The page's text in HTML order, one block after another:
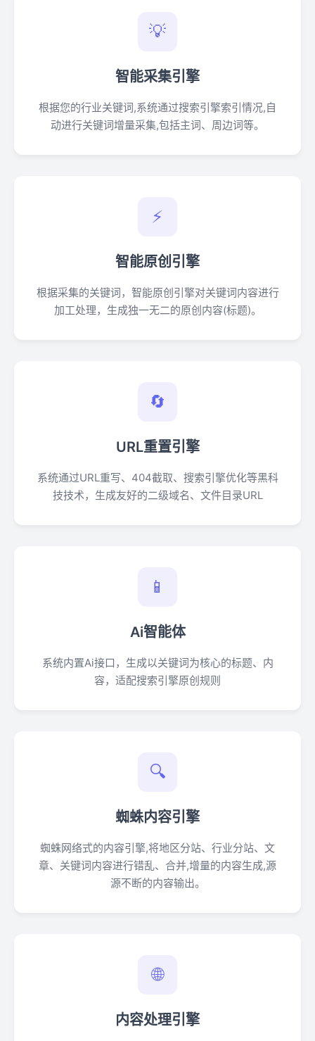
💡
智能采集引擎
根据您的行业关键词,系统通过搜索引擎索引情况,自
动进行关键词增量采集,包括主词、周边词等。
⚡
智能原创引擎
根据采集的关键词，智能原创引擎对关键词内容进行
加工处理，生成独一无二的原创内容(标题)。
🔄
URL重置引擎
系统通过URL重写、404截取、搜索引擎优化等黑科
技技术，生成友好的二级域名、文件目录URL
📱
Ai智能体
系统内置Ai接口，生成以关键词为核心的标题、内
容，适配搜索引擎原创规则
🔍
蜘蛛内容引擎
蜘蛛网络式的内容引擎,将地区分站、行业分站、文
章、关键词内容进行错乱、合并,增量的内容生成,源
源不断的内容输出。
🌐
内容处理引擎